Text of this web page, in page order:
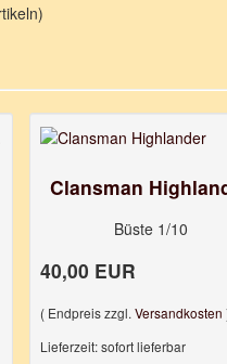
Clansman
Büste 1/10
40,00 EUR
( Endpreis zzgl.Versandkosten
Lieferzeit: sofort lieferbar